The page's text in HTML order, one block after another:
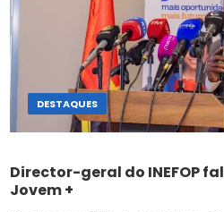
DESTAQUES
Director-geral do INEFOP
Jovem +